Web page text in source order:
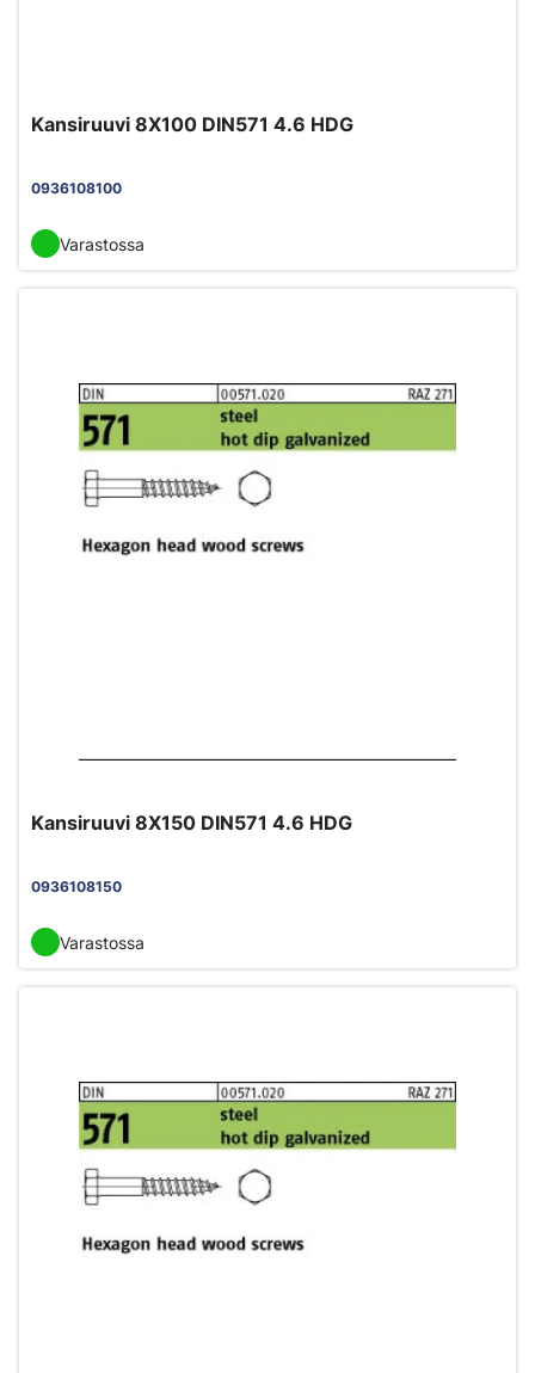
Kansiruuvi 8X100 DIN571 4.6 HDG
0936108100
Varastossa
Kansiruuvi 8X150 DIN571 4.6 HDG
0936108150
Varastossa